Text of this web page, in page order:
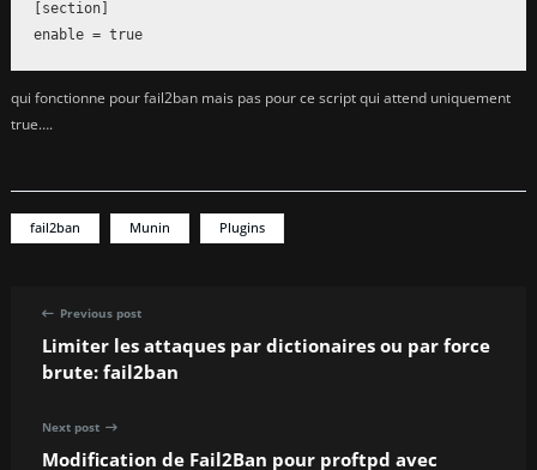
[section]
enable = true
qui fonctionne pour fail2ban mais pas pour ce script qui attend uniquement
true….
fail2ban Munin Plugins
Previous post
Limiter les attaques par dictionaires ou par force
brute: fail2ban
Next post
Modification de Fail2Ban pour proftpd avec